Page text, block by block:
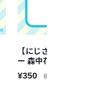
【にじさんじぷち
ー 森中花咲
¥350 税込